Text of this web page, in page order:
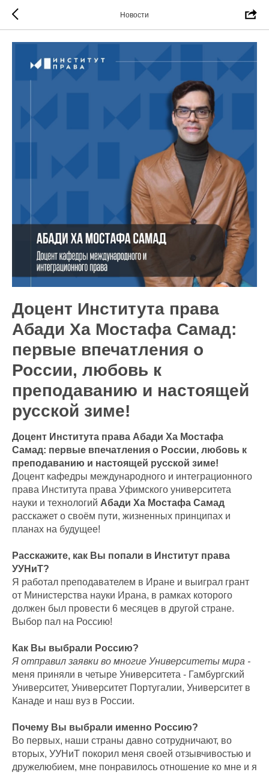
Новости
Доцент Института права
Абади Ха Мостафа Самад:
первые впечатления о
России, любовь к
преподаванию и настоящей
русской зиме!
Доцент Института права Абади Ха Мостафа
Самад: первые впечатления о России, любовь к
преподаванию и настоящей русской зиме!
Доцент кафедры международного и интеграционного
права Института права Уфимского университета
науки и технологий Абади Ха Мостафа Самад
расскажет о своём пути, жизненных принципах и
планах на будущее!
Расскажите, как Вы попали в Институт права
УУНиТ?
Я работал преподавателем в Иране и выиграл грант
от Министерства науки Ирана, в рамках которого
должен был провести 6 месяцев в другой стране.
Выбор пал на Россию!
Как Вы выбрали Россию?
Я отправил заявки во многие Университеты мира -
меня приняли в четыре Университета - Гамбургский
Университет, Университет Португалии, Университет в
Канаде и наш вуз в России.
Почему Вы выбрали именно Россию?
Во первых, наши страны давно сотрудничают, во
вторых, УУНиТ покорил меня своей отзывчивостью и
дружелюбием, мне понравилось отношение ко мне и я